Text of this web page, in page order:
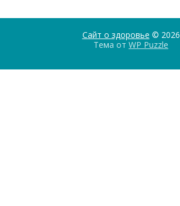
Сайт о здоровье © 2026
Тема от WP Puzzle